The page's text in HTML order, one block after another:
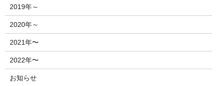
2019年～
2020年～
2021年〜
2022年〜
お知らせ